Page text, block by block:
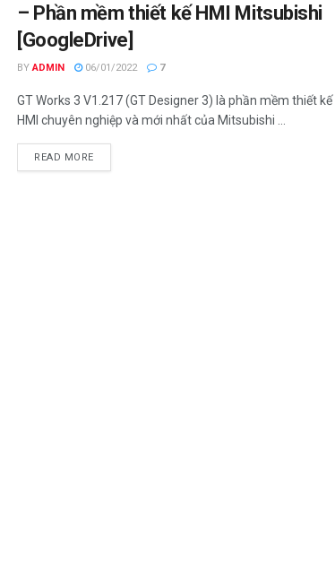
– Phần mềm thiết kế HMI Mitsubishi
[GoogleDrive]
BY ADMIN 06/01/2022 7
GT Works 3 V1.217 (GT Designer 3) là phần mềm thiết kế
HMI chuyên nghiệp và mới nhất của Mitsubishi ...
READ MORE